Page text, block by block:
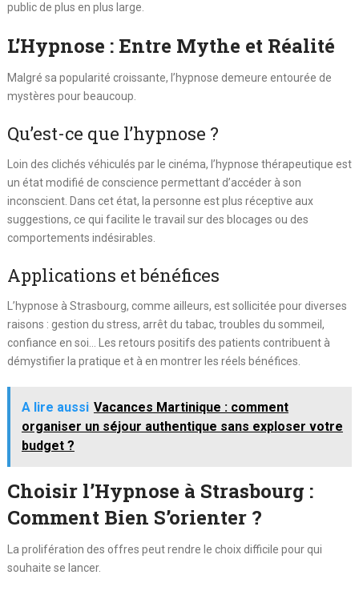
public de plus en plus large.
L’Hypnose : Entre Mythe et Réalité
Malgré sa popularité croissante, l’hypnose demeure entourée de
mystères pour beaucoup.
Qu’est-ce que l’hypnose ?
Loin des clichés véhiculés par le cinéma, l’hypnose thérapeutique est
un état modifié de conscience permettant d’accéder à son
inconscient. Dans cet état, la personne est plus réceptive aux
suggestions, ce qui facilite le travail sur des blocages ou des
comportements indésirables.
Applications et bénéfices
L’hypnose à Strasbourg, comme ailleurs, est sollicitée pour diverses
raisons : gestion du stress, arrêt du tabac, troubles du sommeil,
confiance en soi… Les retours positifs des patients contribuent à
démystifier la pratique et à en montrer les réels bénéfices.
A lire aussi Vacances Martinique : comment
organiser un séjour authentique sans exploser votre
budget ?
Choisir l’Hypnose à Strasbourg :
Comment Bien S’orienter ?
La prolifération des offres peut rendre le choix difficile pour qui
souhaite se lancer.